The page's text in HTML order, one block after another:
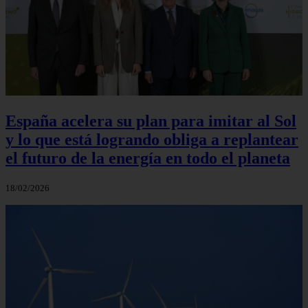
España acelera su plan para imitar al Sol
y lo que está logrando obliga a replantear
el futuro de la energía en todo el planeta
18/02/2026